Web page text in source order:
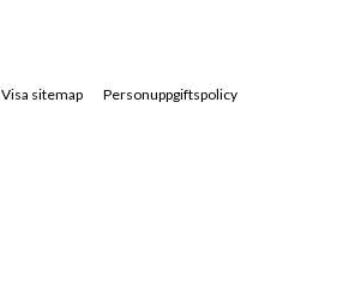
Visa sitemap Personuppgiftspolicy